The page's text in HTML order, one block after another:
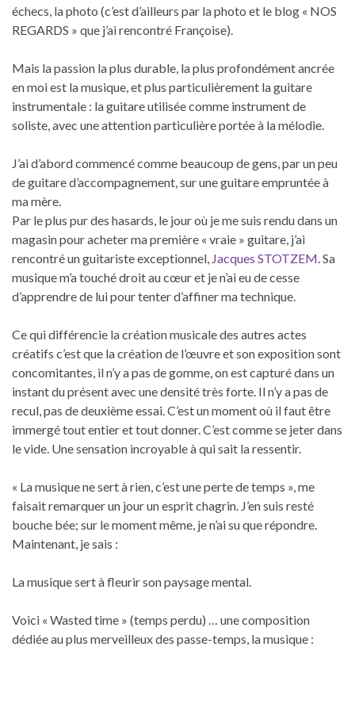
échecs, la photo (c’est d’ailleurs par la photo et le blog « NOS
REGARDS » que j’ai rencontré Françoise).
Mais la passion la plus durable, la plus profondément ancrée
en moi est la musique, et plus particulièrement la guitare
instrumentale : la guitare utilisée comme instrument de
soliste, avec une attention particulière portée à la mélodie.
J’ai d’abord commencé comme beaucoup de gens, par un peu
de guitare d’accompagnement, sur une guitare empruntée à
ma mère.
Par le plus pur des hasards, le jour où je me suis rendu dans un
magasin pour acheter ma première « vraie » guitare, j’ai
rencontré un guitariste exceptionnel, Jacques STOTZEM . Sa
musique m’a touché droit au cœur et je n’ai eu de cesse
d’apprendre de lui pour tenter d’affiner ma technique.
Ce qui différencie la création musicale des autres actes
créatifs c’est que la création de l’œuvre et son exposition sont
concomitantes, il n’y a pas de gomme, on est capturé dans un
instant du présent avec une densité très forte. Il n’y a pas de
recul, pas de deuxième essai. C’est un moment où il faut être
immergé tout entier et tout donner. C’est comme se jeter dans
le vide. Une sensation incroyable à qui sait la ressentir.
« La musique ne sert à rien, c’est une perte de temps », me
faisait remarquer un jour un esprit chagrin. J’en suis resté
bouche bée; sur le moment même, je n’ai su que répondre.
Maintenant, je sais :
La musique sert à fleurir son paysage mental.
Voici « Wasted time » (temps perdu) … une composition
dédiée au plus merveilleux des passe-temps, la musique :